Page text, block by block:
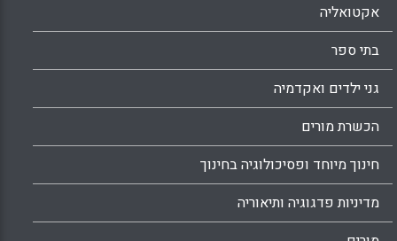
אקטואליה
בתי ספר
גני ילדים ואקדמיה
הכשרת מורים
חינוך מיוחד ופסיכולוגיה בחינוך
מדיניות פדגוגיה ותיאוריה